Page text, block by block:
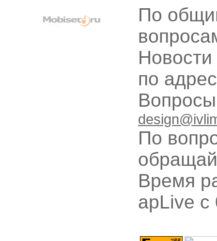
По
по
По
Время
apLive c